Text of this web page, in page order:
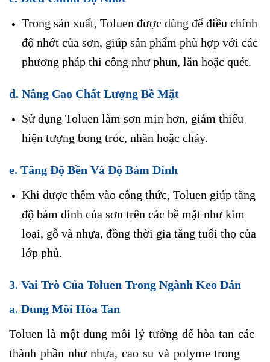
Trong sản xuất, Toluen được dùng để điều chỉnh
độ nhớt của sơn, giúp sản phẩm phù hợp với các
phương pháp thi công như phun, lăn hoặc quét.
d. Nâng Cao Chất Lượng Bề Mặt
Sử dụng Toluen làm sơn mịn hơn, giảm thiểu
hiện tượng bong tróc, nhăn hoặc chảy.
e. Tăng Độ Bền Và Độ Bám Dính
Khi được thêm vào công thức, Toluen giúp tăng
độ bám dính của sơn trên các bề mặt như kim
loại, gỗ và nhựa, đồng thời gia tăng tuổi thọ của
lớp phủ.
3. Vai Trò Của Toluen Trong Ngành Keo Dán
a. Dung Môi Hòa Tan
Toluen là một dung môi lý tưởng để hòa tan các
thành phần như nhựa, cao su và polyme trong